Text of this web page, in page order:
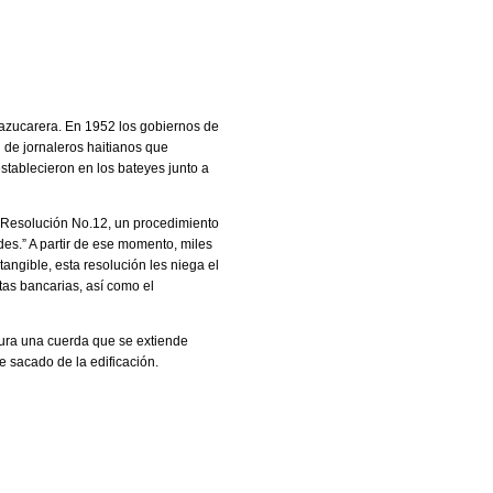
En 1952 los gobiernos de
jornaleros haitianos que
en los bateyes junto a
No.12, un procedimiento
A partir de ese momento, miles
esta resolución les niega el
bancarias, así como el
una cuerda que se extiende
sacado de la edificación.